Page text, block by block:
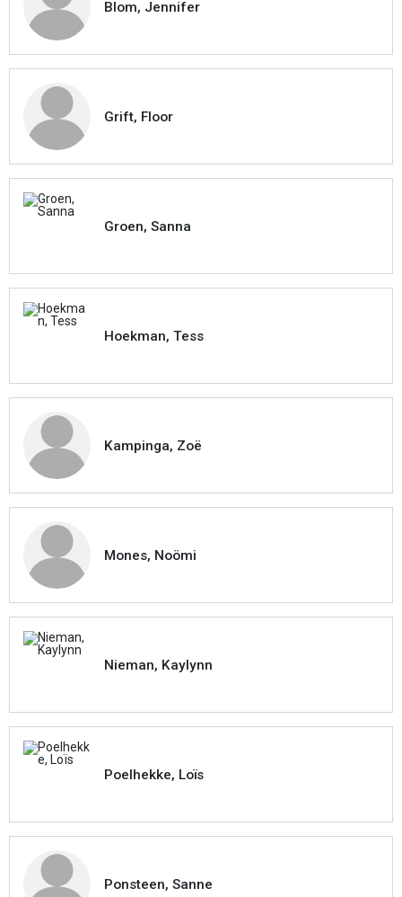
Blom, Jennifer
Grift, Floor
Groen, Sanna
Hoekman, Tess
Kampinga, Zoë
Mones, Noömi
Nieman, Kaylynn
Poelhekke, Loïs
Ponsteen, Sanne